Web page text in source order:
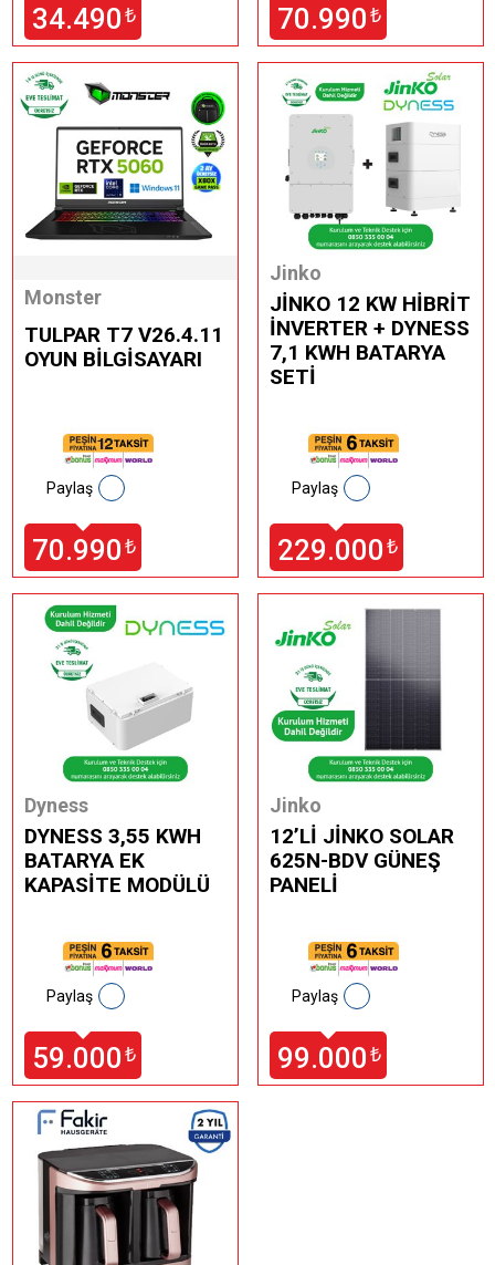
34.490 ₺ 70.990 ₺
Monster
TULPAR T7 V26.4.11
OYUN BİLGİSAYARI
70.990 ₺
Paylaş
Jinko
JİNKO 12 KW HİBRİT
İNVERTER + DYNESS
7,1 KWH BATARYA
SETİ
229.000 ₺
Paylaş
Dyness
DYNESS 3,55 KWH
BATARYA EK
KAPASİTE MODÜLÜ
59.000 ₺
Paylaş
Jinko
12’Lİ JİNKO SOLAR
625N-BDV GÜNEŞ
PANELİ
99.000 ₺
Paylaş